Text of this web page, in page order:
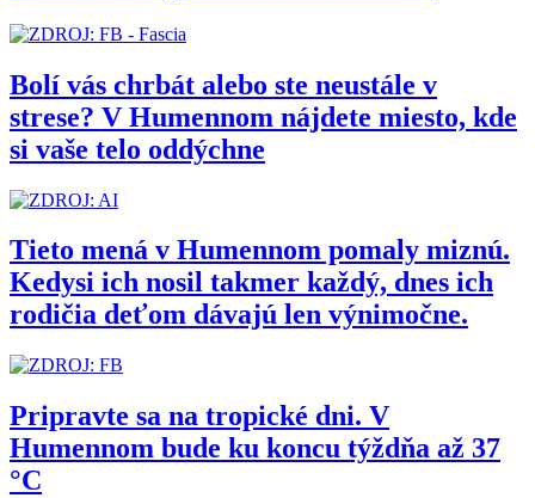
Bolí vás chrbát alebo ste neustále v
strese? V Humennom nájdete miesto, kde
si vaše telo oddýchne
Tieto mená v Humennom pomaly miznú.
Kedysi ich nosil takmer každý, dnes ich
rodičia deťom dávajú len výnimočne.
Pripravte sa na tropické dni. V
Humennom bude ku koncu týždňa až 37
°C